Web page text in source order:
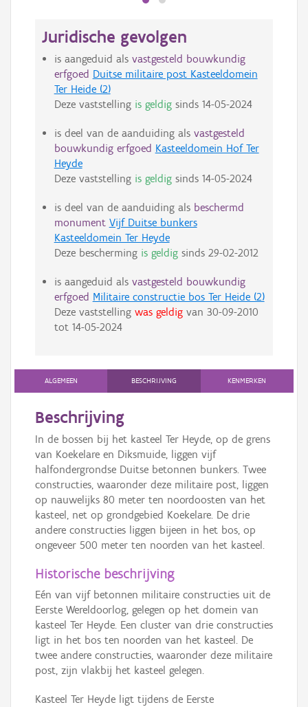
Juridische gevolgen
is aangeduid als vastgesteld bouwkundig
erfgoed Duitse militaire post Kasteeldomein
Ter Heide (2)
Deze vaststelling is geldigsinds 14-05-2024
is deel van de aanduiding als vastgesteld
bouwkundig erfgoed Kasteeldomein Hof Ter
Heyde
Deze vaststelling is geldigsinds 14-05-2024
is deel van de aanduiding als beschermd
monument Vijf Duitse bunkers
Kasteeldomein Ter Heyde
Deze bescherming is geldigsinds 29-02-2012
is aangeduid als vastgesteld bouwkundig
erfgoed Militaire constructie bos Ter Heide (2)
Deze vaststelling was geldigvan 30-09-2010
tot 14-05-2024
ALGEMEEN BESCHRIJVING KENMERKEN
Beschrijving
In de bossen bij het kasteel Ter Heyde, op de grens
van Koekelare en Diksmuide, liggen vijf
halfondergrondse Duitse betonnen bunkers. Twee
constructies, waaronder deze militaire post, liggen
op nauwelijks 80 meter ten noordoosten van het
kasteel, net op grondgebied Koekelare. De drie
andere constructies liggen bijeen in het bos, op
ongeveer 500 meter ten noorden van het kasteel.
Historische beschrijving
Eén van vijf betonnen militaire constructies uit de
Eerste Wereldoorlog, gelegen op het domein van
kasteel Ter Heyde. Een cluster van drie constructies
ligt in het bos ten noorden van het kasteel. De
twee andere constructies, waaronder deze militaire
post, zijn vlakbij het kasteel gelegen.
Kasteel Ter Heyde ligt tijdens de Eerste